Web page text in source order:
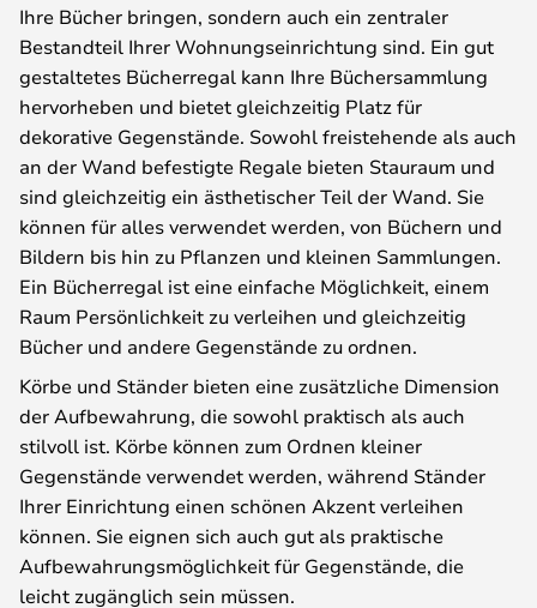
Ihre Bücher bringen, sondern auch ein zentraler
Bestandteil Ihrer Wohnungseinrichtung sind. Ein gut
gestaltetes Bücherregal kann Ihre Büchersammlung
hervorheben und bietet gleichzeitig Platz für
dekorative Gegenstände. Sowohl freistehende als auch
an der Wand befestigte Regale bieten Stauraum und
sind gleichzeitig ein ästhetischer Teil der Wand. Sie
können für alles verwendet werden, von Büchern und
Bildern bis hin zu Pflanzen und kleinen Sammlungen.
Ein Bücherregal ist eine einfache Möglichkeit, einem
Raum Persönlichkeit zu verleihen und gleichzeitig
Bücher und andere Gegenstände zu ordnen.
Körbe und Ständer bieten eine zusätzliche Dimension
der Aufbewahrung, die sowohl praktisch als auch
stilvoll ist. Körbe können zum Ordnen kleiner
Gegenstände verwendet werden, während Ständer
Ihrer Einrichtung einen schönen Akzent verleihen
können. Sie eignen sich auch gut als praktische
Aufbewahrungsmöglichkeit für Gegenstände, die
leicht zugänglich sein müssen.